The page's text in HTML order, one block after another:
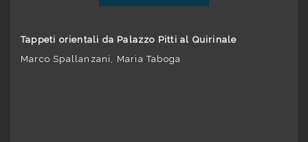
Tappeti orientali da Palazzo Pitti al Quirinale
Marco Spallanzani, Maria Taboga